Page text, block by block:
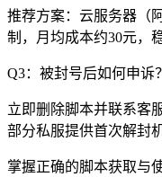
推荐方案：云服务器（
制，月均成本约30元，
Q3：被封号后如何申诉？
立即删除脚本并联系客
部分私服提供首次解封
掌握正确的脚本获取与